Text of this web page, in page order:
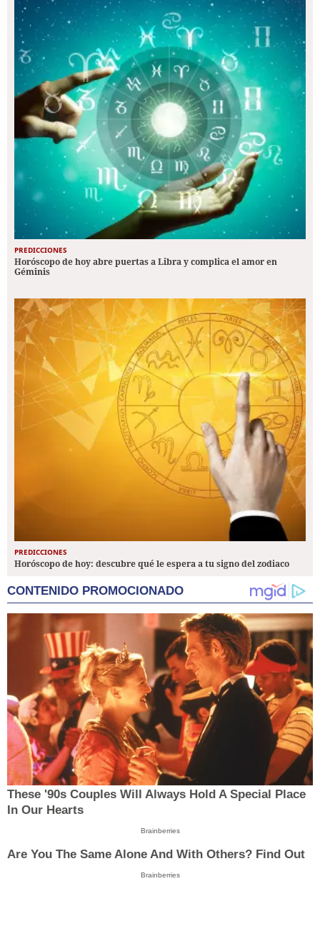
PREDICCIONES
Horóscopo de hoy abre puertas a Libra y complica el amor en
Géminis
PREDICCIONES
Horóscopo de hoy: descubre qué le espera a tu signo del zodiaco
CONTENIDO PROMOCIONADO
These '90s Couples Will Always Hold A Special Place
In Our Hearts
Brainberries
Are You The Same Alone And With Others? Find Out
Brainberries